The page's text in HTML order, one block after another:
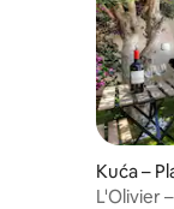
Kuća –
L'Olivier